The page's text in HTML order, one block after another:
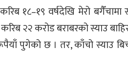
१८–१९ वर्षदेखि मेरो बगैँचामा
२२ करोड बराबरको स्याउ
पुगेको छ । तर, काँचो स्याउ